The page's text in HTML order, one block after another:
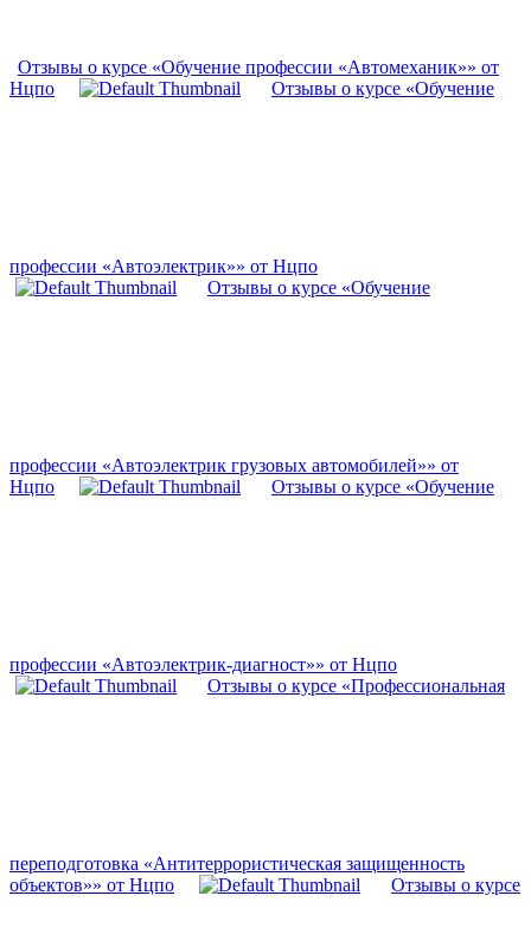
Отзывы о курсе «Обучение профессии «Автомеханик»» от
Нцпо
Отзывы о курсе «Обучение
профессии «Автоэлектрик»» от Нцпо
Отзывы о курсе «Обучение
профессии «Автоэлектрик грузовых автомобилей»» от
Нцпо
Отзывы о курсе «Обучение
профессии «Автоэлектрик-диагност»» от Нцпо
Отзывы о курсе «Профессиональная
переподготовка «Антитеррористическая защищенность
объектов»» от Нцпо
Отзывы о курсе